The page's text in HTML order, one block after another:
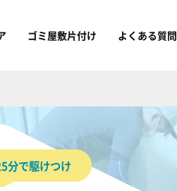
ゴミ屋敷片付け よくある質問
分で駆けつけ